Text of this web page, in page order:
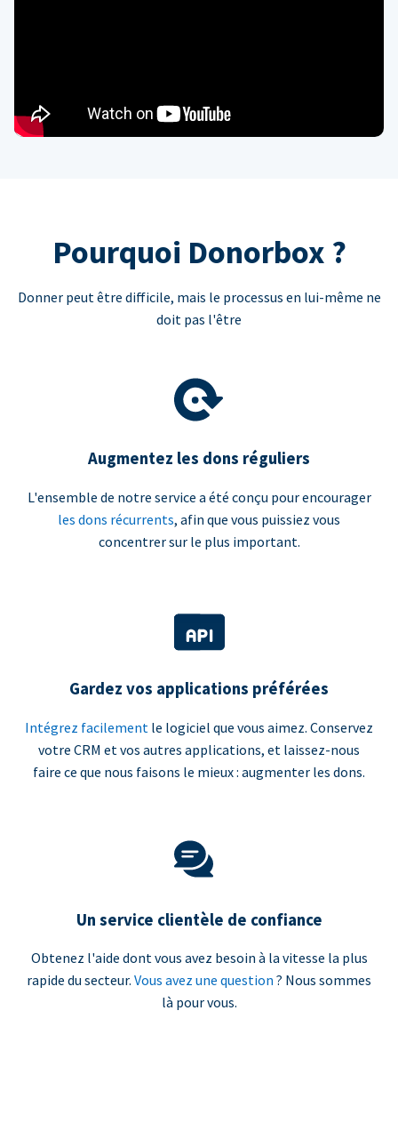
Pourquoi Donorbox ?
Donner peut être difficile, mais le processus en lui-même ne
doit pas l'être
Augmentez les dons réguliers
L'ensemble de notre service a été conçu pour encourager
les dons récurrents, afin que vous puissiez vous
concentrer sur le plus important.
Gardez vos applications préférées
Intégrez facilement le logiciel que vous aimez. Conservez
votre CRM et vos autres applications, et laissez-nous
faire ce que nous faisons le mieux : augmenter les dons.
Un service clientèle de confiance
Obtenez l'aide dont vous avez besoin à la vitesse la plus
rapide du secteur. Vous avez une question ? Nous sommes
là pour vous.